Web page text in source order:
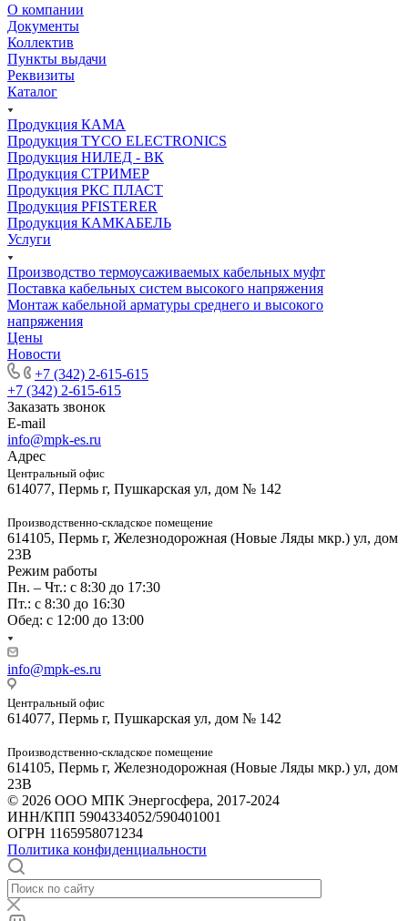
О компании
Документы
Коллектив
Пункты выдачи
Реквизиты
Каталог
Продукция КАМА
Продукция TYCO ELECTRONICS
Продукция НИЛЕД - ВК
Продукция СТРИМЕР
Продукция РКС ПЛАСТ
Продукция PFISTERER
Продукция КАМКАБЕЛЬ
Услуги
Производство термоусаживаемых кабельных муфт
Поставка кабельных систем высокого напряжения
Монтаж кабельной арматуры среднего и высокого
напряжения
Цены
Новости
+7 (342) 2-615-615
+7 (342) 2-615-615
Заказать звонок
E-mail
info@mpk-es.ru
Адрес
Центральный офис
614077, Пермь г, Пушкарская ул, дом № 142
Производственно-складское помещение
614105, Пермь г, Железнодорожная (Новые Ляды мкр.) ул, дом
23В
Режим работы
Пн. – Чт.: с 8:30 до 17:30
Пт.: с 8:30 до 16:30
Обед: с 12:00 до 13:00
info@mpk-es.ru
Центральный офис
614077, Пермь г, Пушкарская ул, дом № 142
Производственно-складское помещение
614105, Пермь г, Железнодорожная (Новые Ляды мкр.) ул, дом
23В
© 2026 ООО МПК Энергосфера, 2017-2024
ИНН/КПП 5904334052/590401001
ОГРН 1165958071234
Политика конфиденциальности